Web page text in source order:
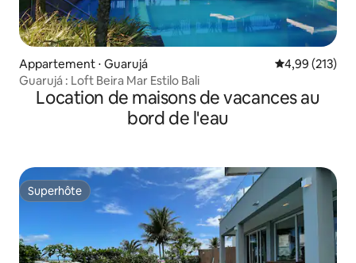
Appartement ⋅ Guarujá Évaluation
4,99 (213)
Guarujá : Loft Beira Mar Estilo Bali
Location de maisons de vacances au
bord de l'eau
Superhôte
Superhôte